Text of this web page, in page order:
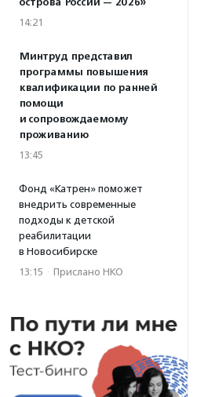
14:21
Минтруд представил
программы повышения
квалификации по ранней
помощи
и сопровождаемому
проживанию
13:45
Фонд «Катрен» поможет
внедрить современные
подходы к детской
реабилитации
в Новосибирске
13:15 · Прислано НКО